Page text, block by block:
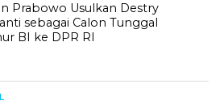
Prabowo Usulkan Destry
sebagai Calon Tunggal
BI ke DPR RI